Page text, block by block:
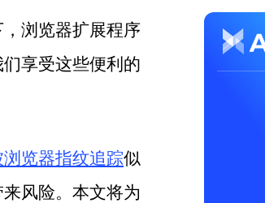
，浏览器扩展程序
享受这些便利的
览器指纹追踪似
风险。本文将为